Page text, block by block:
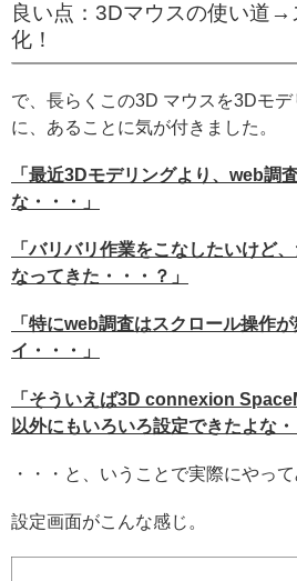
良い点：3Dマウスの使い道→
化！
で、長らくこの3D マウスを3Dモ
に、あることに気が付きました。
「最近3Dモデリングより、web調
な・・・」
「バリバリ作業をこなしたいけど
なってきた・・・？」
「特にweb調査はスクロール操作
イ・・・」
「そういえば3D connexion
以外にもいろいろ設定できたよな・
・・・と、いうことで実際にやって
設定画面がこんな感じ。